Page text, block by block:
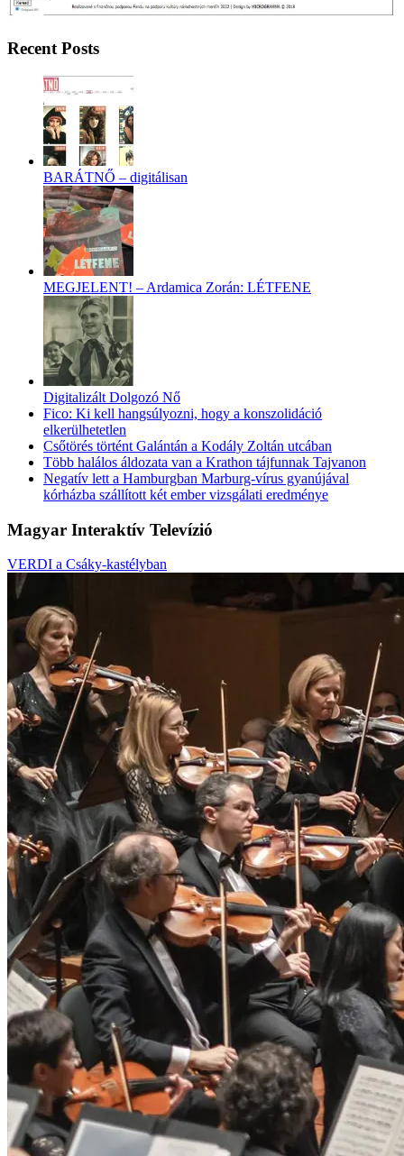
Recent Posts
BARÁTNŐ – digitálisan
MEGJELENT! – Ardamica Zorán: LÉTFENE
Digitalizált Dolgozó Nő
Fico: Ki kell hangsúlyozni, hogy a konszolidáció
elkerülhetetlen
Csőtörés történt Galántán a Kodály Zoltán utcában
Több halálos áldozata van a Krathon tájfunnak Tajvanon
Negatív lett a Hamburgban Marburg-vírus gyanújával
kórházba szállított két ember vizsgálati eredménye
Magyar Interaktív Televízió
VERDI a Csáky-kastélyban